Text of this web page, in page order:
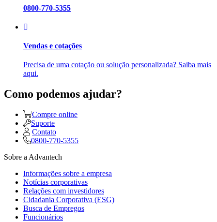
0800-770-5355
Vendas e cotações
Precisa de uma cotação ou solução personalizada? Saiba mais
aqui.
Como podemos ajudar?
Compre online
Suporte
Contato
0800-770-5355
Sobre a Advantech
Informações sobre a empresa
Notícias corporativas
Relações com investidores
Cidadania Corporativa (ESG)
Busca de Empregos
Funcionários